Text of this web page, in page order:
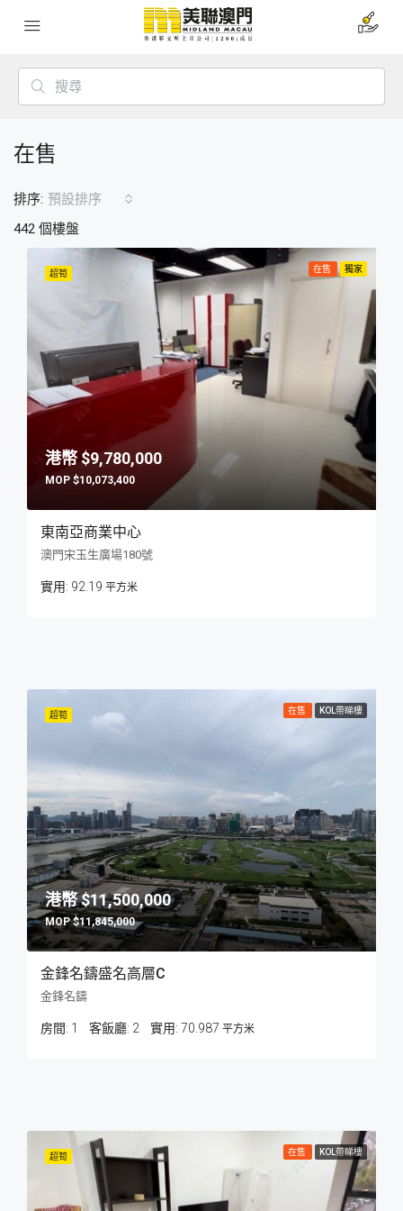
在售
442 個樓盤
排序: 預設排序
超筍 在售 獨家
$9,780,000
$10,073,400
東南亞商業中心
澳門宋玉生廣場180號
92.19 平方米
超筍 在售 KOL帶睇樓
$11,500,000
$11,845,000
金鋒名鑄盛名高層C
金鋒名鑄
房間: 1 客飯廳: 2 70.987 平方米
超筍 在售 KOL帶睇樓